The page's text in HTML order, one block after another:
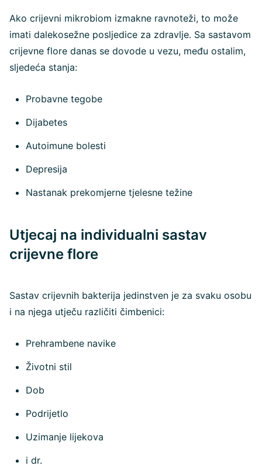
Ako crijevni mikrobiom izmakne ravnoteži, to može
imati dalekosežne posljedice za zdravlje. Sa sastavom
crijevne flore danas se dovode u vezu, među ostalim,
sljedeća stanja:
Probavne tegobe
Dijabetes
Autoimune bolesti
Depresija
Nastanak prekomjerne tjelesne težine
Utjecaj na individualni sastav
crijevne flore
Sastav crijevnih bakterija jedinstven je za svaku osobu
i na njega utječu različiti čimbenici:
Prehrambene navike
Životni stil
Dob
Podrijetlo
Uzimanje lijekova
i dr.